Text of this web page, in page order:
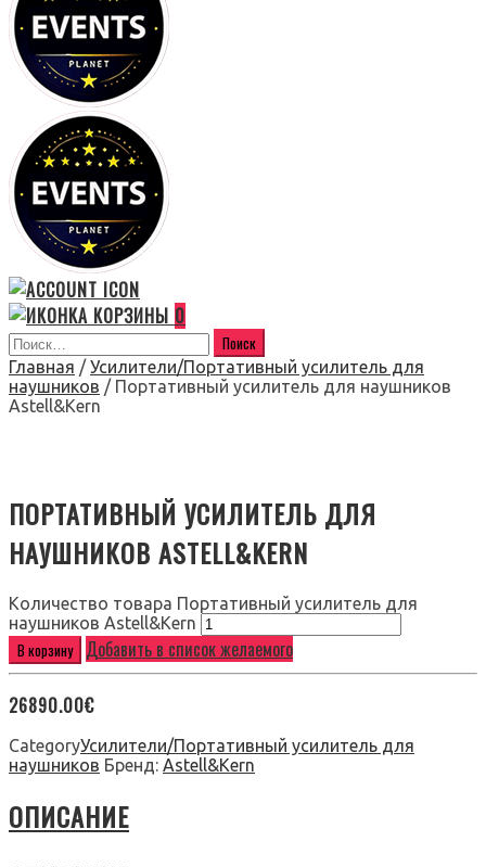
0
Главная / Усилители/Портативный усилитель для
наушников / Портативный усилитель для наушников
Astell&Kern
ПОРТАТИВНЫЙ УСИЛИТЕЛЬ ДЛЯ
НАУШНИКОВ ASTELL&KERN
Количество товара Портативный усилитель для
наушников Astell&Kern
В корзину Добавить в список желаемого
26890.00€
CategoryУсилители/Портативный усилитель для
наушников Бренд: Astell&Kern
ОПИСАНИЕ